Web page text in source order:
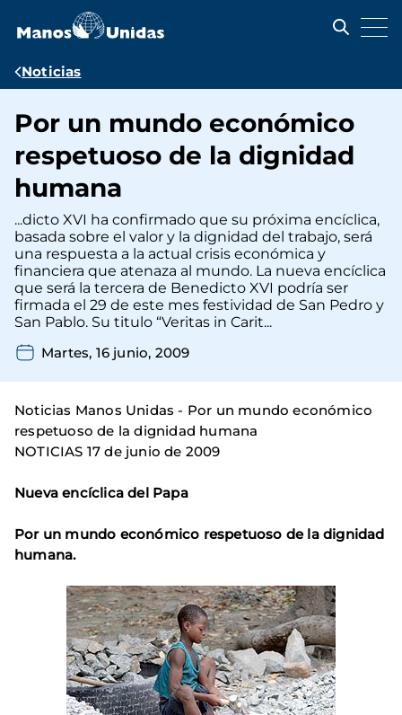
contenido
Ruta
navegación
Noticias
Por un mundo económico
respetuoso de la dignidad
humana
...dicto XVI ha confirmado que su próxima encíclica,
basada sobre el valor y la dignidad del trabajo, será
una respuesta a la actual crisis económica y
financiera que atenaza al mundo. La nueva encíclica
que será la tercera de Benedicto XVI podría ser
firmada el 29 de este mes festividad de San Pedro y
San Pablo. Su titulo “Veritas in Carit...
Martes, 16 junio, 2009
Noticias Manos Unidas - Por un mundo económico
respetuoso de la dignidad humana
NOTICIAS 17 de junio de 2009
Nueva encíclica del Papa
Por un mundo económico respetuoso de la dignidad
humana.